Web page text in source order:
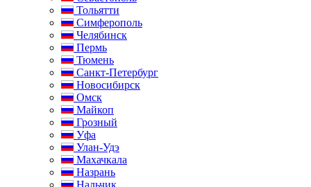
Тольятти
Симферополь
Челябинск
Пермь
Тюмень
Санкт-Петербург
Новосибирск
Омск
Майкоп
Грозный
Уфа
Улан-Удэ
Махачкала
Назрань
Нальчик